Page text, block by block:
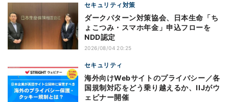
セキュリティ対策
ダークパターン対策協会、日本生命「ち
ょこつみ・スマホ年金」申込フローを
NDD認定
2026/08/04 20:25
セキュリティ
海外向けWebサイトのプライバシー／各
国規制対応をどう乗り越えるか、IIJがウ
ェビナー開催